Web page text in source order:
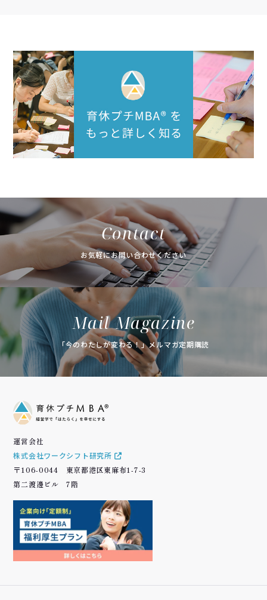
Contact
お気軽にお問い合わせください
Mail Magazine
「今のわたしが変わる！」メルマガ定期購読
運営会社
株式会社ワークシフト研究所
〒106-0044 東京都港区東麻布1-7-3
第二渡邊ビル 7階